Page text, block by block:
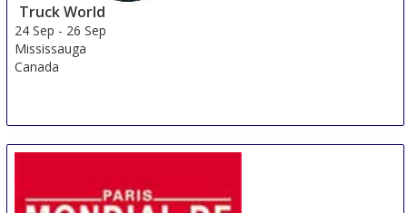
Truck World
24 Sep - 26 Sep
Mississauga
Canada